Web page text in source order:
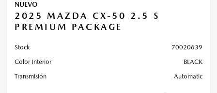
NUEVO
2025 MAZDA CX-50 2.5 S
PREMIUM PACKAGE
Stock
70020639
Color Interior
BLACK
Transmisión
Automatic